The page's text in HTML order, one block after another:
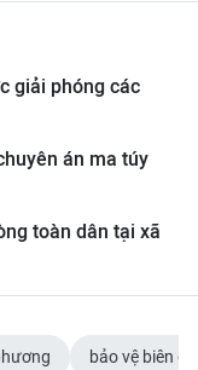
giải phóng các
án ma túy
toàn dân tại xã
bảo vệ biên